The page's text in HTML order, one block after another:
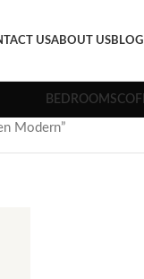
USABOUT USBLOG
BEDROOMS
Modern”